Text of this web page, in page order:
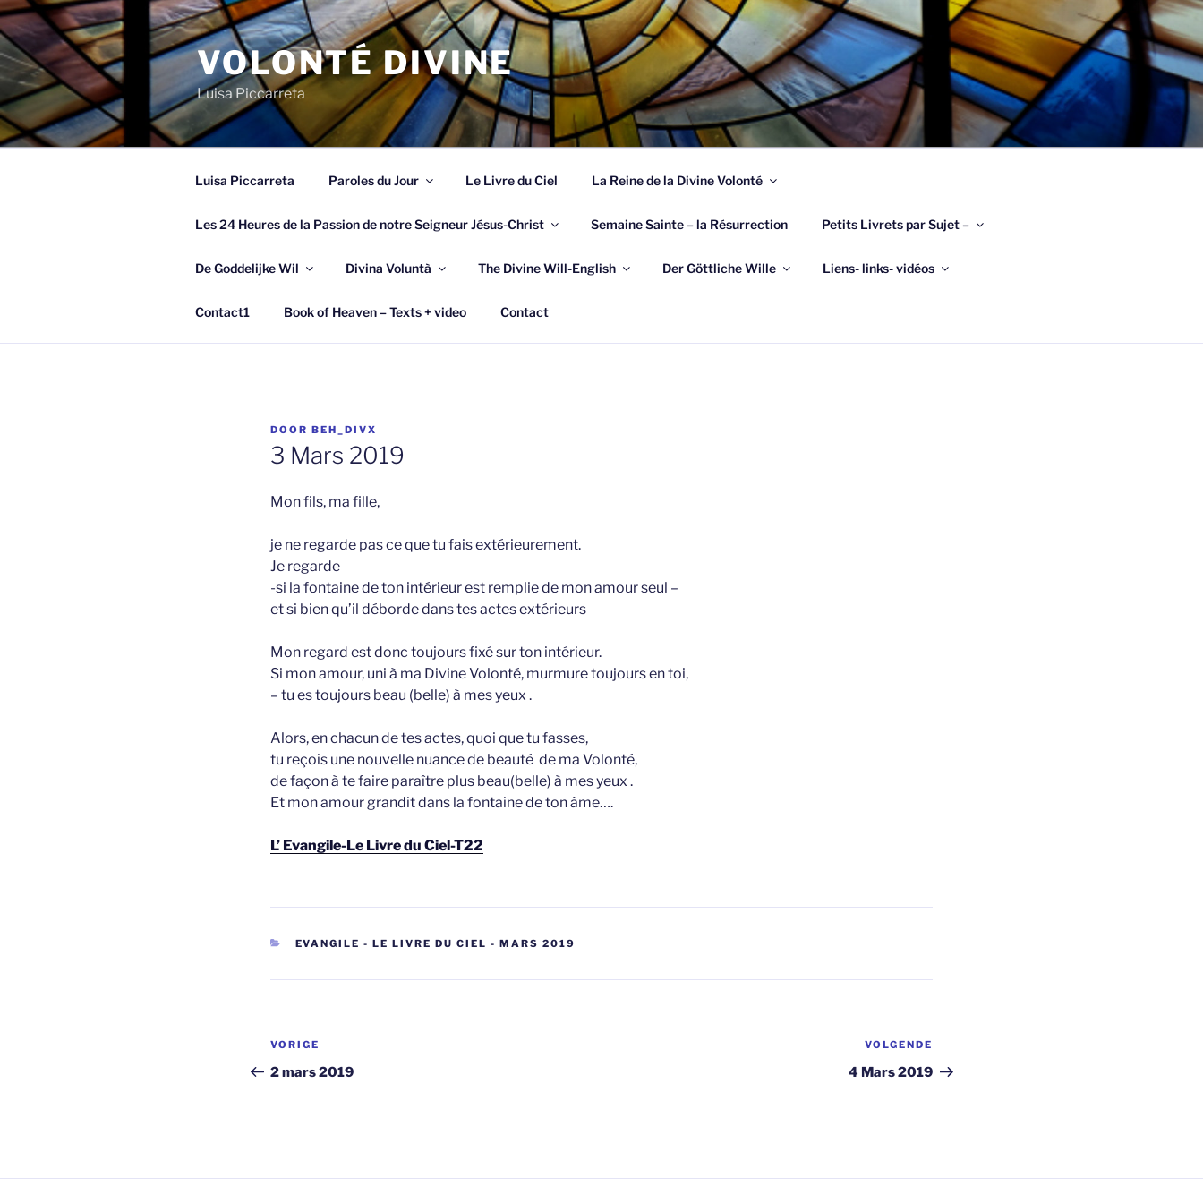
Spring
naar
de
inhoud
VOLONTÉ DIVINE
Luisa Piccarreta
Luisa Piccarreta Paroles du Jour Le Livre du Ciel La Reine de la Divine Volonté
Les 24 Heures de la Passion de notre Seigneur Jésus-Christ Semaine Sainte – la Résurrection Petits Livrets par Sujet –
De Goddelijke Wil Divina Voluntà The Divine Will-English Der Göttliche Wille Liens- links- vidéos
Contact1 Book of Heaven – Texts + video Contact
GEPLAATST
OP
DOOR BEH_DIVX
3 Mars 2019
Mon fils, ma fille,
je ne regarde pas ce que tu fais extérieurement.
Je regarde
-si la fontaine de ton intérieur est remplie de mon amour seul –
et si bien qu’il déborde dans tes actes extérieurs
Mon regard est donc toujours fixé sur ton intérieur.
Si mon amour, uni à ma Divine Volonté, murmure toujours en toi,
– tu es toujours beau (belle) à mes yeux .
Alors, en chacun de tes actes, quoi que tu fasses,
tu reçois une nouvelle nuance de beauté de ma Volonté,
de façon à te faire paraître plus beau(belle) à mes yeux .
Et mon amour grandit dans la fontaine de ton âme….
L’ Evangile-Le Livre du Ciel-T22
CATEGORIEËN
EVANGILE - LE LIVRE DU CIEL - MARS 2019
Berichtnavigatie
Vorig
bericht
VORIGE
2 mars 2019
bericht
VOLGENDE
4 Mars 2019